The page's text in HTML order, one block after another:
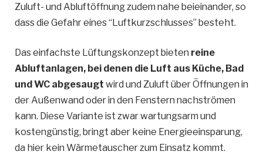
Zuluft- und Abluftöffnung zudem nahe beieinander, so
dass die Gefahr eines “Luftkurzschlusses” besteht.
Das einfachste Lüftungskonzept bieten reine
Abluftanlagen, bei denen die Luft aus Küche, Bad
und WC abgesaugt wird und Zuluft über Öffnungen in
der Außenwand oder in den Fenstern nachströmen
kann. Diese Variante ist zwar wartungsarm und
kostengünstig, bringt aber keine Energieeinsparung,
da hier kein Wärmetauscher zum Einsatz kommt.